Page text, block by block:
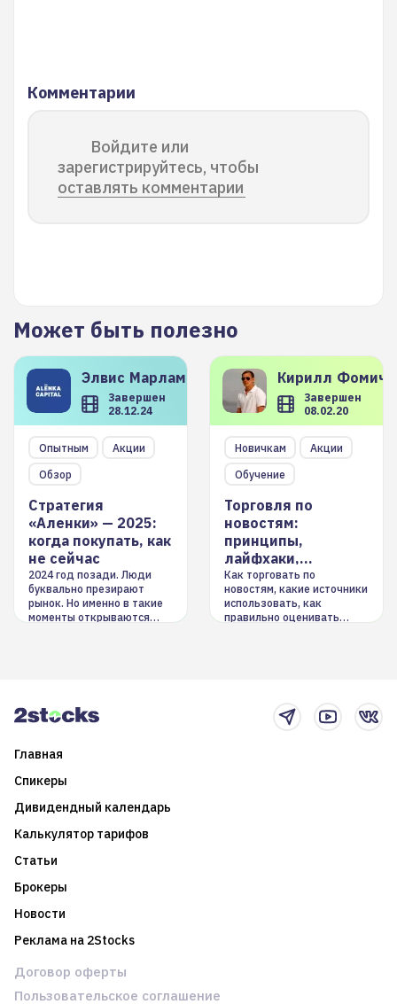
Комментарии
Войдите или
зарегистрируйтесь, чтобы
оставлять комментарии
Может быть полезно
Элвис Марламов
Завершен
28.12.24
Опытным
Акции
Обзор
Стратегия
«Аленки» — 2025:
когда покупать, как
не сейчас
2024 год позади. Люди
буквально презирают
рынок. Но именно в такие
моменты открываются
Кирилл
Завершен
08.02.20
Новичкам
Акции
Обучение
Торговля по
новостям:
принципы,
лайфхаки,
инструменты
Как торговать по
новостям, какие источники
использовать, как
правильно оценивать
Главная
Спикеры
Дивидендный календарь
Калькулятор тарифов
Статьи
Брокеры
Новости
Реклама на 2Stocks
Договор оферты
Пользовательское соглашение